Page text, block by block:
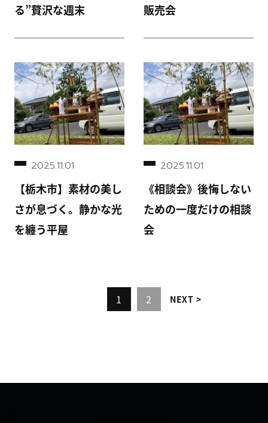
る”贅沢な週末 販売会
【栃木市】素材の美し
さが息づく。静かな光
を纏う平屋
2025.11.01
《相談会》後悔しない
ための一度だけの相談
会
2025.11.01
1 2 NEXT